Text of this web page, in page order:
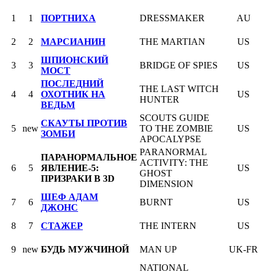
1 1 ПОРТНИХА DRESSMAKER AU
2 2 МАРСИАНИН THE MARTIAN US
3 3
ШПИОНСКИЙ
МОСТ
BRIDGE OF SPIES US
4 4
ПОСЛЕДНИЙ
ОХОТНИК НА
ВЕДЬМ
THE LAST WITCH
HUNTER
US
5 new
СКАУТЫ ПРОТИВ
ЗОМБИ
SCOUTS GUIDE
TO THE ZOMBIE
APOCALYPSE
US
6 5
ПАРАНОРМАЛЬНОЕ
ЯВЛЕНИЕ-5:
ПРИЗРАКИ В 3D
PARANORMAL
ACTIVITY: THE
GHOST
DIMENSION
US
7 6
ШЕФ АДАМ
ДЖОНС
BURNT US
8 7 СТАЖЕР THE INTERN US
9 new БУДЬ МУЖЧИНОЙ MAN UP UK-FR
NATIONAL